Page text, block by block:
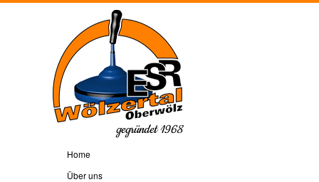
gegründet 1968
Home
Über uns